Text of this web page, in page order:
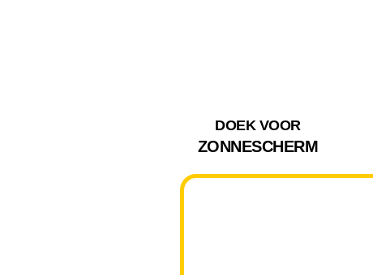
DOEK VOOR
ZONNESCHERM